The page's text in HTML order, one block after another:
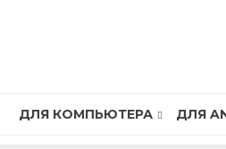
ДЛЯ КОМПЬЮТЕРА ДЛЯ